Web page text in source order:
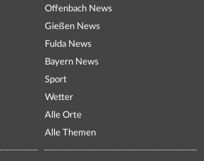
Offenbach News
Gießen News
Fulda News
Bayern News
Sport
Wetter
Alle Orte
Alle Themen